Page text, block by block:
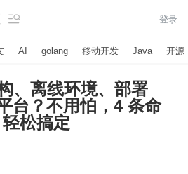
 登录
AI golang 移动开发 Java 开源
、离线环境、部署
台？不用怕，4 条命
松搞定